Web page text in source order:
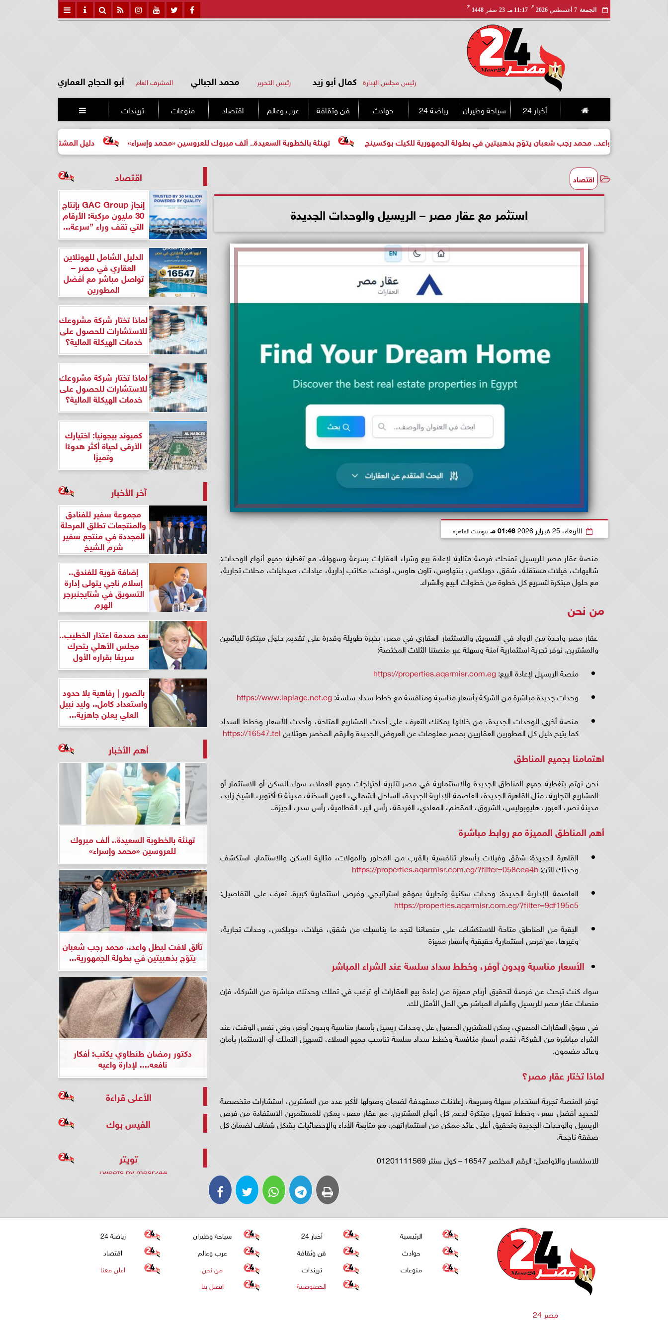
الجمعة 7 أغسطس 2026
مـ
11:17 مـ 23 صفر 1448
هـ
رئيس مجلس الإدارة كمال أبو زيد رئيس التحرير محمد الجبالي المشرف العام أبو الحجاج العماري
أخبار 24 سياحة وطيران رياضة 24 حوادث فن وثقافة عرب وعالم اقتصاد منوعات تريندات 
دليل المشتري لأول مرة لاختيار تهنئة بالخطوبة السعيدة.. ألف مبروك للعروسين «محمد وإسراء» لبطل واعد.. محمد رجب شعبان يتوّج بذهبيتين في بطولة الجمهورية للكيك بوكسينج
اقتصاد
استثمر مع عقار مصر – الريسيل والوحدات الجديدة
الأربعاء، 25 فبراير 2026 01:46 مـ بتوقيت القاهرة
منصة عقار مصر للريسيل تمنحك فرصة مثالية لإعادة بيع وشراء العقارات بسرعة وسهولة، مع تغطية جميع أنواع الوحدات:
شاليهات، فيلات مستقلة، شقق، دوبلكس، بنتهاوس، تاون هاوس، لوفت، مكاتب إدارية، عيادات، صيدليات، محلات تجارية،
مع حلول مبتكرة لتسريع كل خطوة من خطوات البيع والشراء.
من نحن
عقار مصر واحدة من الرواد في التسويق والاستثمار العقاري في مصر، بخبرة طويلة وقدرة على تقديم حلول مبتكرة للبائعين
والمشترين. نوفر تجربة استثمارية آمنة وسهلة عبر منصتنا الثلاث المختصة:
منصة الريسيل لإعادة البيع:https://properties.aqarmisr.com.eg
وحدات جديدة مباشرة من الشركة بأسعار مناسبة ومنافسة مع خطط سداد سلسة:https://www.laplage.net.eg
منصة أخرى للوحدات الجديدة، من خلالها يمكنك التعرف على أحدث المشاريع المتاحة، وأحدث الأسعار وخطط السداد
كما يتيح دليل كل المطورين العقاريين بمصر معلومات عن العروض الجديدة والرقم المخصر هوتلاينhttps://16547.tel
اهتمامنا بجميع المناطق
نحن نهتم بتغطية جميع المناطق الجديدة والاستثمارية في مصر لتلبية احتياجات جميع العملاء، سواء للسكن أو الاستثمار أو
المشاريع التجارية، مثل القاهرة الجديدة، العاصمة الإدارية الجديدة، الساحل الشمالي، العين السخنة، مدينة 6 أكتوبر، الشيخ زايد،
مدينة نصر، العبور، هليوبوليس، الشروق، المقطم، المعادي، الغردقة، رأس البر، القطامية، رأس سدر، الجيزة..
أهم المناطق المميزة مع روابط مباشرة
القاهرة الجديدة: شقق وفيلات بأسعار تنافسية بالقرب من المحاور والمولات، مثالية للسكن والاستثمار. استكشف
وحدتك الآن:https://properties.aqarmisr.com.eg/?filter=058cea4b
العاصمة الإدارية الجديدة: وحدات سكنية وتجارية بموقع استراتيجي وفرص استثمارية كبيرة. تعرف على التفاصيل:
https://properties.aqarmisr.com.eg/?filter=9df195c5
البقية من المناطق متاحة للاستكشاف على منصاتنا لتجد ما يناسبك من شقق، فيلات، دوبلكس، وحدات تجارية،
وغيرها، مع فرص استثمارية حقيقية وأسعار مميزة
الأسعار مناسبة وبدون أوفر، وخطط سداد سلسة عند الشراء المباشر
سواء كنت تبحث عن فرصة لتحقيق أرباح مميزة من إعادة بيع العقارات أو ترغب في تملك وحدتك مباشرة من الشركة، فإن
منصات عقار مصر للريسيل والشراء المباشر هي الحل الأمثل لك.
في سوق العقارات المصري، يمكن للمشترين الحصول على وحدات ريسيل بأسعار مناسبة وبدون أوفر، وفي نفس الوقت، عند
الشراء مباشرة من الشركة، نقدم أسعار منافسة وخطط سداد سلسة تناسب جميع العملاء، لتسهيل التملك أو الاستثمار بأمان
وعائد مضمون.
لماذا تختار عقار مصر؟
توفر المنصة تجربة استخدام سهلة وسريعة، إعلانات مستهدفة لضمان وصولها لأكبر عدد من المشترين، استشارات متخصصة
لتحديد أفضل سعر، وخطط تمويل مبتكرة لدعم كل أنواع المشترين. مع عقار مصر، يمكن للمستثمرين الاستفادة من فرص
الريسيل والوحدات الجديدة وتحقيق أعلى عائد ممكن من استثماراتهم، مع متابعة الأداء والإحصائيات بشكل شفاف لضمان كل
صفقة ناجحة.
للاستفسار والتواصل: الرقم المختصر 16547 – كول سنتر 01201111569
اقتصاد
إنجاز GAC Group بإنتاج
30 مليون مركبة: الأرقام
التي تقف وراء ”سرعة...
الدليل الشامل للهوتلاين
العقاري في مصر –
تواصل مباشر مع أفضل
المطورين
لماذا تختار شركة مشروعك
للاستشارات للحصول على
خدمات الهيكلة المالية؟
لماذا تختار شركة مشروعك
للاستشارات للحصول على
خدمات الهيكلة المالية؟
كمبوند بيجونيا: اختيارك
الأرقى لحياة أكثر هدوءًا
وتميزًا
آخر الأخبار
مجموعة سفير للفنادق
والمنتجعات تطلق المرحلة
المجددة في منتجع سفير
شرم الشيخ
إضافة قوية للفندق..
إسلام ناجي يتولى إدارة
التسويق في شتايجنبرجر
الهرم
بعد صدمة اعتذار الخطيب..
مجلس الأهلي يتحرك
سريعًا بقراره الأول
بالصور | رفاهية بلا حدود
واستعداد كامل.. وليد نبيل
العلي يعلن جاهزية...
أهم الأخبار
تهنئة بالخطوبة السعيدة.. ألف مبروك
للعروسين «محمد وإسراء»
تألق لافت لبطل واعد.. محمد رجب شعبان
يتوّج بذهبيتين في بطولة الجمهورية...
دكتور رمضان طنطاوي يكتب: أفكار
نافعه.... لإدارة واعيه
الأعلى قراءة
الفيس بوك
تويتر
Tweets by mesr244
مصر 24
الرئيسية أخبار 24 سياحة وطيران
رياضة 24
حوادث
فن وثقافة عرب وعالم
اقتصاد
منوعات
تريندات من نحن
اعلن معنا
الخصوصية
اتصل بنا